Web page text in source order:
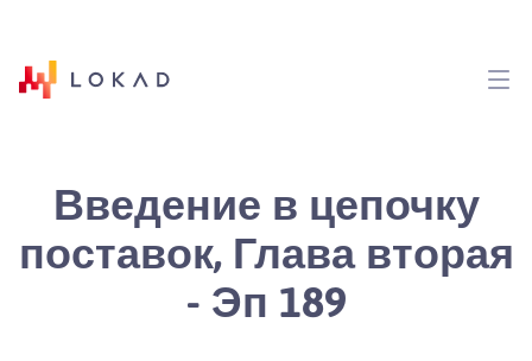
Введение в цепочку
поставок, Глава вторая
- Эп 189